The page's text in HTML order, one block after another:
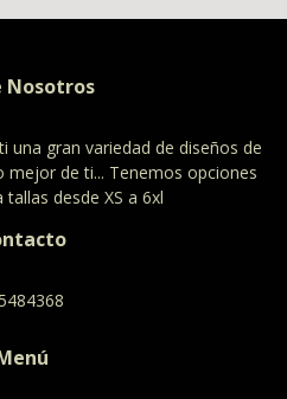
Nosotros
una gran variedad de diseños de
mejor de ti... Tenemos opciones
desde XS a 6xl